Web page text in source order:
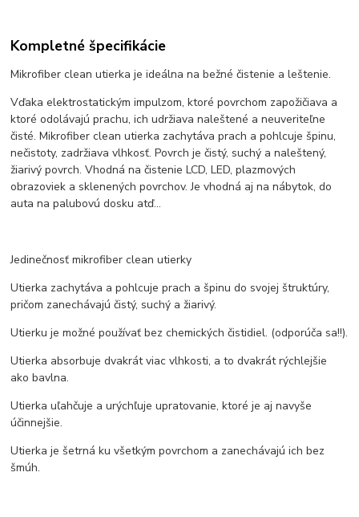
Kompletné špecifikácie
Mikrofiber clean utierka je ideálna na bežné čistenie a leštenie.
Vďaka elektrostatickým impulzom, ktoré povrchom zapožičiava a
ktoré odolávajú prachu, ich udržiava naleštené a neuveriteľne
čisté. Mikrofiber clean utierka zachytáva prach a pohlcuje špinu,
nečistoty, zadržiava vlhkosť. Povrch je čistý, suchý a naleštený,
žiarivý povrch. Vhodná na čistenie LCD, LED, plazmových
obrazoviek a sklenených povrchov. Je vhodná aj na nábytok, do
auta na palubovú dosku atď...
Jedinečnosť mikrofiber clean utierky
Utierka zachytáva a pohlcuje prach a špinu do svojej štruktúry,
pričom zanechávajú čistý, suchý a žiarivý.
Utierku je možné používať bez chemických čistidiel. (odporúča sa!!).
Utierka absorbuje dvakrát viac vlhkosti, a to dvakrát rýchlejšie
ako bavlna.
Utierka uľahčuje a urýchľuje upratovanie, ktoré je aj navyše
účinnejšie.
Utierka je šetrná ku všetkým povrchom a zanechávajú ich bez
šmúh.